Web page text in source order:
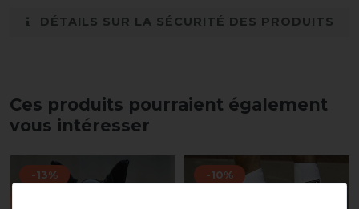
DÉTAILS SUR LA SÉCURITÉ DES PRODUITS
Ces produits pourraient également
vous intéresser
-13% -10%